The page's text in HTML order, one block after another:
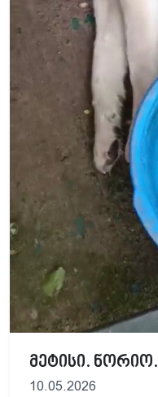
მეტისი. ნორიო.
10.05.2026